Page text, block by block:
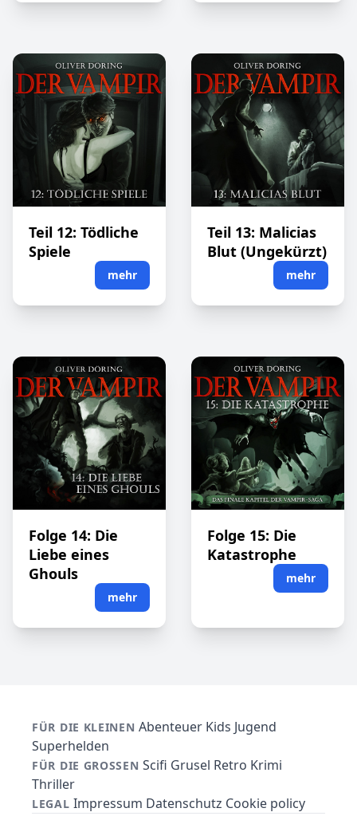
Teil 12: Tödliche
Spiele
mehr
Teil 13: Malicias
Blut (Ungekürzt)
mehr
Folge 14: Die
Liebe eines
Ghouls
mehr
Folge 15: Die
Katastrophe
mehr
FÜR DIE KLEINEN Abenteuer Kids Jugend
Superhelden
FÜR DIE GROSSEN Scifi Grusel Retro Krimi
Thriller
LEGAL Impressum Datenschutz Cookie policy